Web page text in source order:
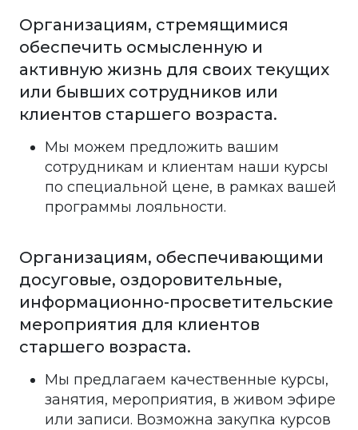
Организациям, стремящимися
обеспечить осмысленную и
активную жизнь для своих текущих
или бывших сотрудников или
клиентов старшего возраста.
Мы можем предложить вашим
сотрудникам и клиентам наши курсы
по специальной цене, в рамках вашей
программы лояльности.
Организациям, обеспечивающими
досуговые, оздоровительные,
информационно-просветительские
мероприятия для клиентов
старшего возраста.
Мы предлагаем качественные курсы,
занятия, мероприятия, в живом эфире
или записи. Возможна закупка курсов